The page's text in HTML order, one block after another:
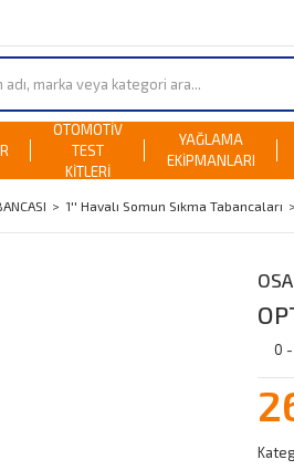
OTOMOTİV
TEST
KİTLERİ
YAĞLAMA
EKİPMANLARI
1'' Havalı Somun Sıkma Tabancaları
0 -